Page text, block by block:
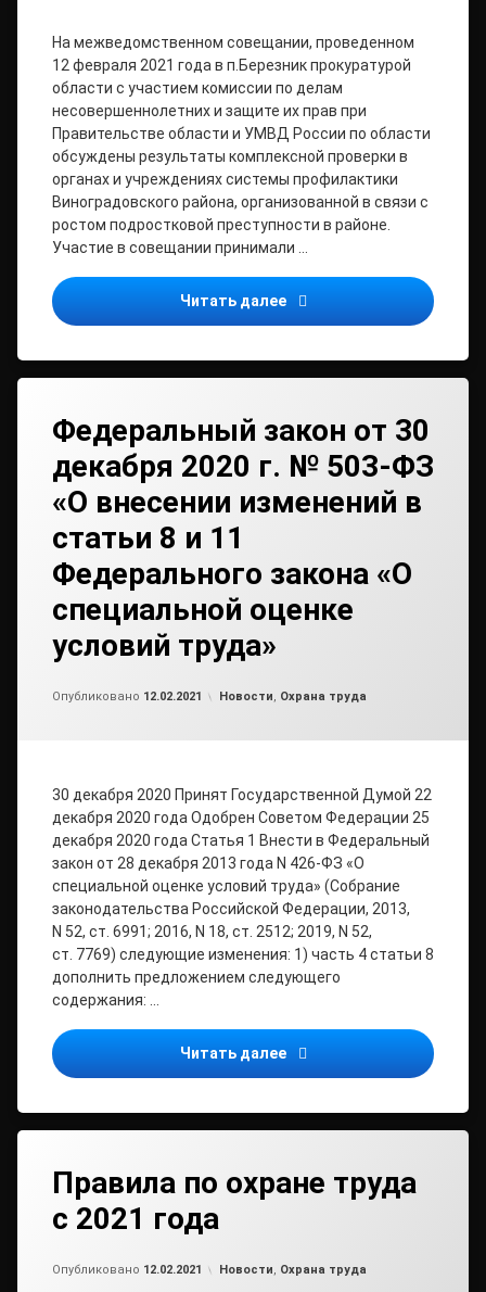
На межведомственном совещании, проведенном
12 февраля 2021 года в п.Березник прокуратурой
области с участием комиссии по делам
несовершеннолетних и защите их прав при
Правительстве области и УМВД России по области
обсуждены результаты комплексной проверки в
органах и учреждениях системы профилактики
Виноградовского района, организованной в связи с
ростом подростковой преступности в районе.
Участие в совещании принимали …
Читать далее Результаты
Федеральный закон от 30
декабря 2020 г. № 503-ФЗ
«О внесении изменений в
статьи 8 и 11
Федерального закона «О
специальной оценке
условий труда»
Опубликовано 12.02.2021 Рубрики:
Новости, Охрана труда
30 декабря 2020 Принят Государственной Думой 22
декабря 2020 года Одобрен Советом Федерации 25
декабря 2020 года Статья 1 Внести в Федеральный
закон от 28 декабря 2013 года N 426-ФЗ «О
специальной оценке условий труда» (Собрание
законодательства Российской Федерации, 2013,
N 52, ст. 6991; 2016, N 18, ст. 2512; 2019, N 52,
ст. 7769) следующие изменения: 1) часть 4 статьи 8
дополнить предложением следующего
содержания: …
Читать далее Федеральный закон от
Правила по охране труда
с 2021 года
Опубликовано 12.02.2021 Рубрики:
Новости, Охрана труда